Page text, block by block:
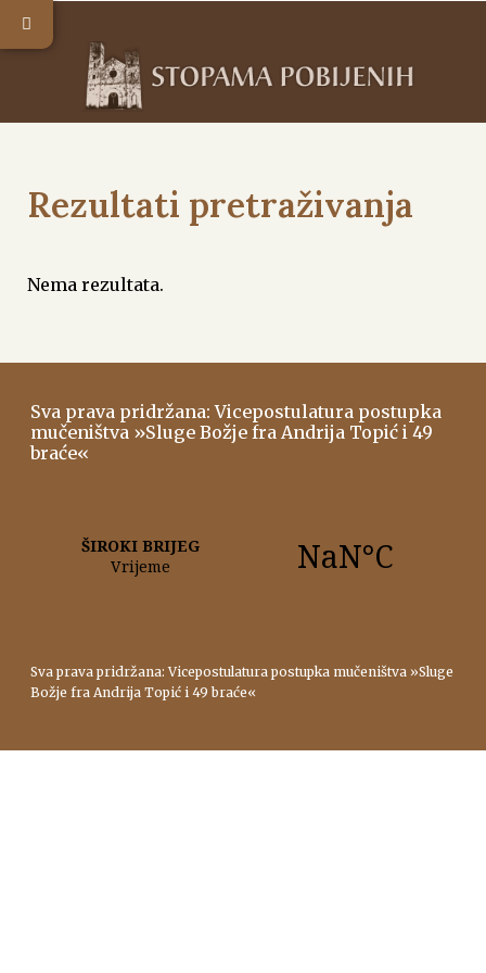
Rezultati pretraživanja
Nema rezultata.
Sva prava pridržana: Vicepostulatura postupka
mučeništva »Sluge Božje fra Andrija Topić i 49
braće«
Sva prava pridržana: Vicepostulatura postupka mučeništva »Sluge
Božje fra Andrija Topić i 49 braće«